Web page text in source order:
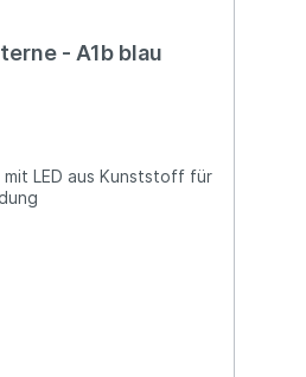
- A1b blau
mit LED aus Kunststoff für